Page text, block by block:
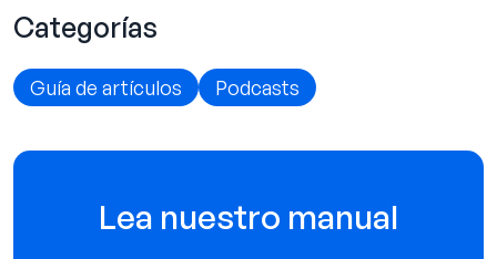
Categorías
Guía de artículos Podcasts
Lea nuestro manual